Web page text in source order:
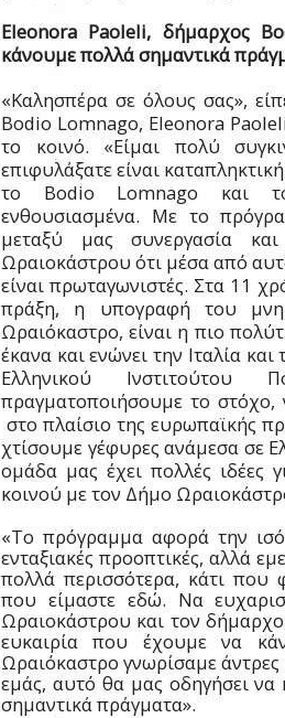
Eleonora Paoleli, δήμαρχος
κάνουμε πολλά σημαντικά
«Καλησπέρα σε όλους σας»,
Bodio Lomnago, Eleonora
το κοινό. «Είμαι πολύ
επιφυλάξατε είναι
το Bodio Lomnago
και
ενθουσιασμένα. Με το
μεταξύ μας συνεργασία
Ωραιοκάστρου ότι μέσα από
είναι πρωταγωνιστές. Στα 11
πράξη, η υπογραφή του
Ωραιόκαστρο, είναι η πιο
έκανα και ενώνει την Ιταλία
Ελληνικού Ινστιτούτου
πραγματοποιήσουμε το στόχο,
στο πλαίσιο της ευρωπαϊκής
χτίσουμε γέφυρες ανάμεσα σε
ομάδα μας έχει πολλές ιδέες
κοινού με τον Δήμο
«Το πρόγραμμα αφορά την
ενταξιακές προοπτικές, αλλά
πολλά περισσότερα, κάτι που
που είμαστε εδώ. Να
Ωραιοκάστρου και τον
ευκαιρία που έχουμε να
Ωραιόκαστρο γνωρίσαμε άντρες
εμάς, αυτό θα μας οδηγήσει
σημαντικά πράγματα».